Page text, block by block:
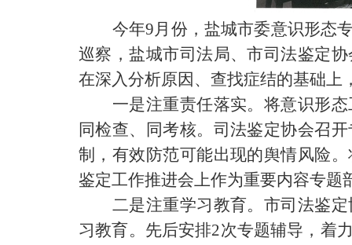
今年9月份，盐城市委意识形态
巡察，盐城市司法局、市司法鉴定
在深入分析原因、查找症结的基础上
一是注重责任落实。将意识形
同检查、同考核。司法鉴定协会召
制，有效防范可能出现的舆情风险
鉴定工作推进会上作为重要内容专题
二是注重学习教育。市司法鉴
习教育。先后安排2次专题辅导，着